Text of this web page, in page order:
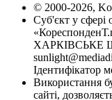
© 2000-2026,
Суб'єкт у сфері
ХАРКІВСЬКЕ
Ідентифікатор
Використання
сайті,